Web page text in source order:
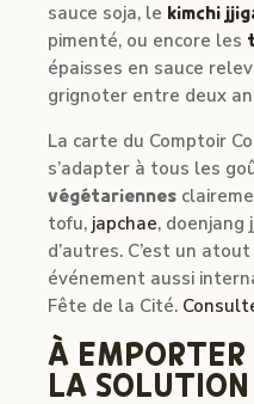
sauce soja, le kimchi
pimenté, ou encore les
épaisses en sauce
grignoter entre deux
La carte du Comptoir
s’adapter à tous les
végétariennes
tofu, japchae, doenjang
d’autres. C’est un
événement aussi
Fête de la Cité.
À EMPORTER
LA